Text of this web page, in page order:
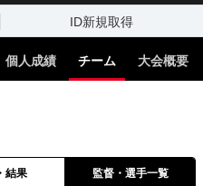
ID新規取得
個人成績 チーム 大会概要
結果 監督・選手一覧